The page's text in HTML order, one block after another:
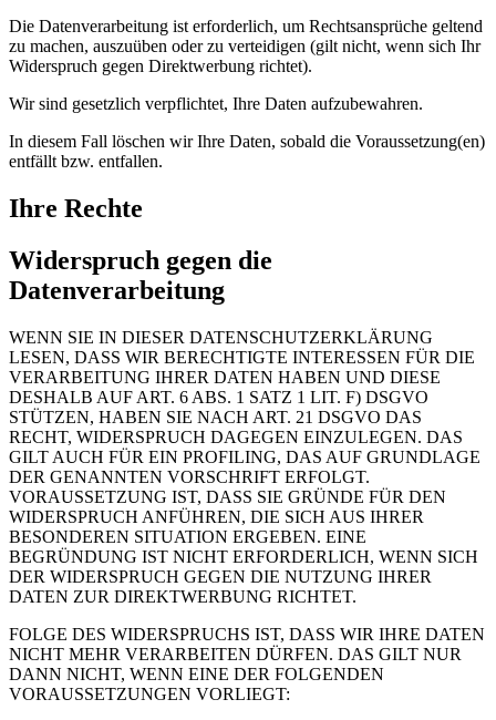
Die Datenverarbeitung ist erforderlich, um Rechtsansprüche geltend
zu machen, auszuüben oder zu verteidigen (gilt nicht, wenn sich Ihr
Widerspruch gegen Direktwerbung richtet).
Wir sind gesetzlich verpflichtet, Ihre Daten aufzubewahren.
In diesem Fall löschen wir Ihre Daten, sobald die Voraussetzung(en)
entfällt bzw. entfallen.
Ihre Rechte
Widerspruch gegen die
Datenverarbeitung
WENN SIE IN DIESER DATENSCHUTZERKLÄRUNG
LESEN, DASS WIR BERECHTIGTE INTERESSEN FÜR DIE
VERARBEITUNG IHRER DATEN HABEN UND DIESE
DESHALB AUF ART. 6 ABS. 1 SATZ 1 LIT. F) DSGVO
STÜTZEN, HABEN SIE NACH ART. 21 DSGVO DAS
RECHT, WIDERSPRUCH DAGEGEN EINZULEGEN. DAS
GILT AUCH FÜR EIN PROFILING, DAS AUF GRUNDLAGE
DER GENANNTEN VORSCHRIFT ERFOLGT.
VORAUSSETZUNG IST, DASS SIE GRÜNDE FÜR DEN
WIDERSPRUCH ANFÜHREN, DIE SICH AUS IHRER
BESONDEREN SITUATION ERGEBEN. EINE
BEGRÜNDUNG IST NICHT ERFORDERLICH, WENN SICH
DER WIDERSPRUCH GEGEN DIE NUTZUNG IHRER
DATEN ZUR DIREKTWERBUNG RICHTET.
FOLGE DES WIDERSPRUCHS IST, DASS WIR IHRE DATEN
NICHT MEHR VERARBEITEN DÜRFEN. DAS GILT NUR
DANN NICHT, WENN EINE DER FOLGENDEN
VORAUSSETZUNGEN VORLIEGT: